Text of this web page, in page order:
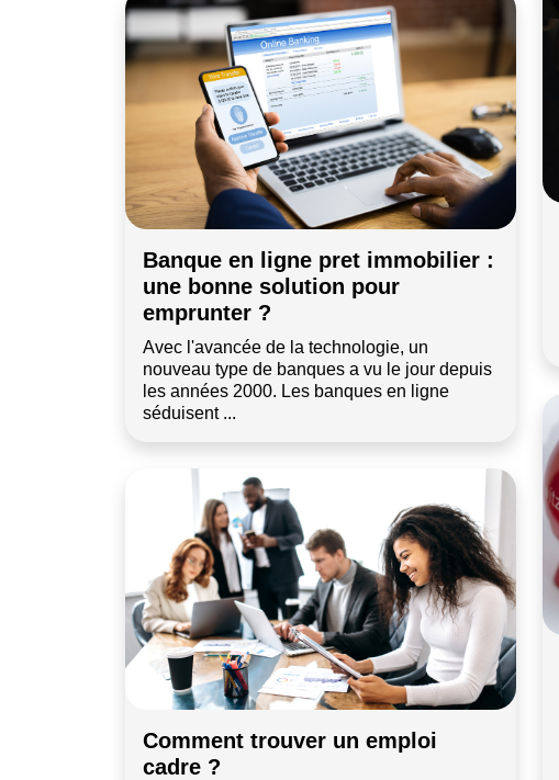
Banque en ligne pret immobilier :
une bonne solution pour
emprunter ?
Avec l'avancée de la technologie, un
nouveau type de banques a vu le jour depuis
les années 2000. Les banques en ligne
séduisent ...
Comment trouver un emploi
cadre ?